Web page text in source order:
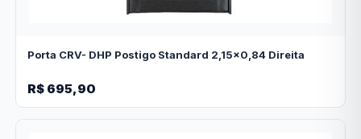
Porta CRV- DHP Postigo Standard 2,15x0,84 Direita
R$ 695,90